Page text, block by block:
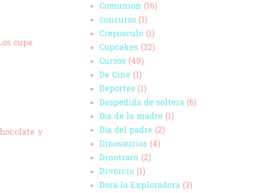
cupe
y
Comunion (16)
concurso (1)
Crepúsculo (1)
Cupcakes (32)
Cursos (49)
De Cine (1)
Deportes (1)
Despedida de soltera (6)
Día de la madre (1)
Día del padre (2)
Dinosaurios (4)
Dinotrain (2)
Divorcio (1)
Dora la Exploradora (3)